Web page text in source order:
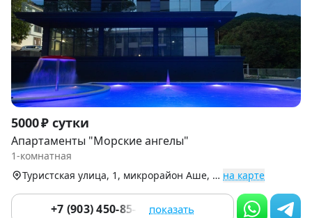
Item
1
of
5000 ₽ сутки
Апартаменты "Морские ангелы"
1-комнатная
Туристская улица, 1, микрорайон Аше, Лазаревский р-н на карте
+7 (903) 450-85-55 показать